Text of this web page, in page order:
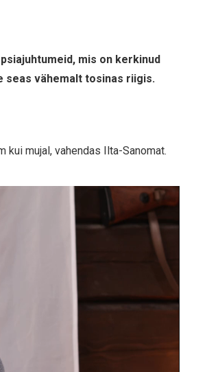
mis on kerkinud
seas vähemalt tosinas riigis.
mujal, vahendas Ilta-Sanomat.